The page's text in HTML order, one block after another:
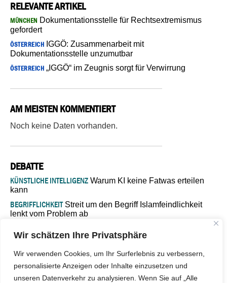
Wir schätzen Ihre Privatsphäre
Wir verwenden Cookies, um Ihr Surferlebnis zu verbessern,
personalisierte Anzeigen oder Inhalte einzusetzen und
unseren Datenverkehr zu analysieren. Wenn Sie auf „Alle
RELEVANTE ARTIKEL
MÜNCHEN Dokumentationsstelle für Rechtsextremismus
gefordert
ÖSTERREICH IGGÖ: Zusammenarbeit mit
Dokumentationsstelle unzumutbar
ÖSTERREICH „IGGÖ“ im Zeugnis sorgt für Verwirrung
AM MEISTEN KOMMENTIERT
Noch keine Daten vorhanden.
DEBATTE
KÜNSTLICHE INTELLIGENZ Warum KI keine Fatwas erteilen
kann
BEGRIFFLICHKEITStreit um den Begriff Islamfeindlichkeit
lenkt vom Problem ab
Verantwortung bleibt“
ISLAMISCHE FAKULTÄT IN MÜNSTEREine kritische Schwelle für
die deutsche Religionspolitik
GASTBEITRAGWarum die muslimische Welt eine neue